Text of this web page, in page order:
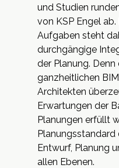
und Studien
von KSP Engel
Aufgaben steht
durchgängige
der Planung.
ganzheitlichen
Architekten
Erwartungen der
Planungen erfüllt
Entwurf, Planung
allen Ebenen.